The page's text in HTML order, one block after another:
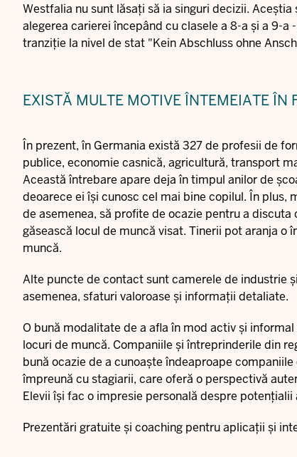
Westfalia nu sunt lăsați să ia singuri decizii.
alegerea carierei începând cu clasele a 8-a și a 9-
tranziție la nivel de stat "Kein Abschluss ohne
EXISTĂ MULTE MOTIVE ÎNTEMEIATE ÎN
În prezent, în Germania există 327 de profesii de
publice, economie casnică, agricultură, transport
Această întrebare apare deja în timpul anilor de
deoarece ei își cunosc cel mai bine copilul. În plus,
de asemenea, să profite de ocazie pentru a
găsească locul de muncă visat. Tinerii pot aranja
muncă.
Alte puncte de contact sunt camerele de industrie
asemenea, sfaturi valoroase și informații detaliate.
O bună modalitate de a afla în mod activ și
locuri de muncă. Companiile și întreprinderile din
bună ocazie de a cunoaște îndeaproape
împreună cu stagiarii, care oferă o perspectivă
Elevii își fac o impresie personală despre
Prezentări gratuite și coaching pentru aplicații și